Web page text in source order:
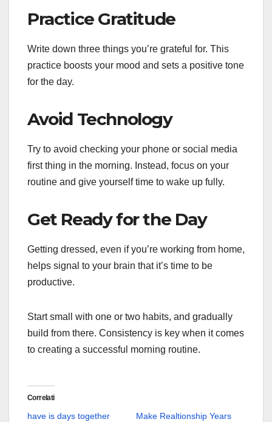
Practice Gratitude
Write down three things you’re grateful for. This
practice boosts your mood and sets a positive tone
for the day.
Avoid Technology
Try to avoid checking your phone or social media
first thing in the morning. Instead, focus on your
routine and give yourself time to wake up fully.
Get Ready for the Day
Getting dressed, even if you’re working from home,
helps signal to your brain that it’s time to be
productive.
Start small with one or two habits, and gradually
build from there. Consistency is key when it comes
to creating a successful morning routine.
Correlati
have is days together
Make Realtionship Years